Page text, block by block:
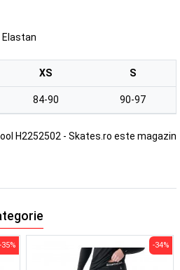
Elastan
XS S
84-90 90-97
H2252502 - Skates.ro este magazin
-35% -34%